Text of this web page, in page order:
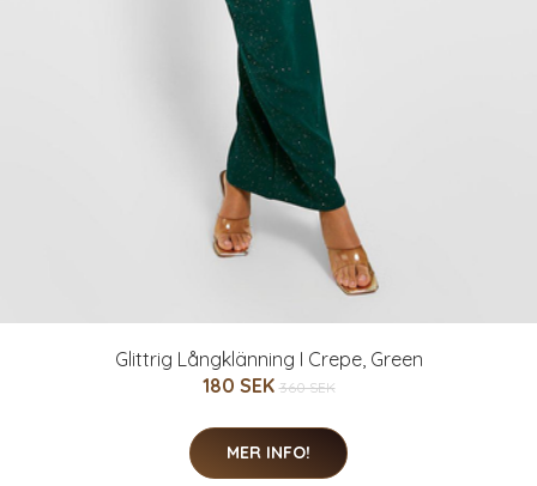
Glittrig Långklänning I Crepe, Green
180 SEK 360 SEK
MER INFO!